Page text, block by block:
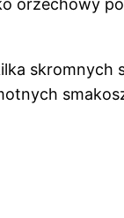
skromnych